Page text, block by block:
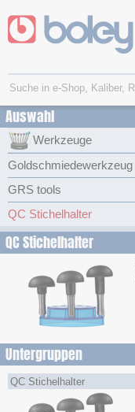
Auswahl
Werkzeuge
Goldschmiedewerkzeug
GRS tools
QC Stichelhalter
QC Stichelhalter
Untergruppen
QC Stichelhalter